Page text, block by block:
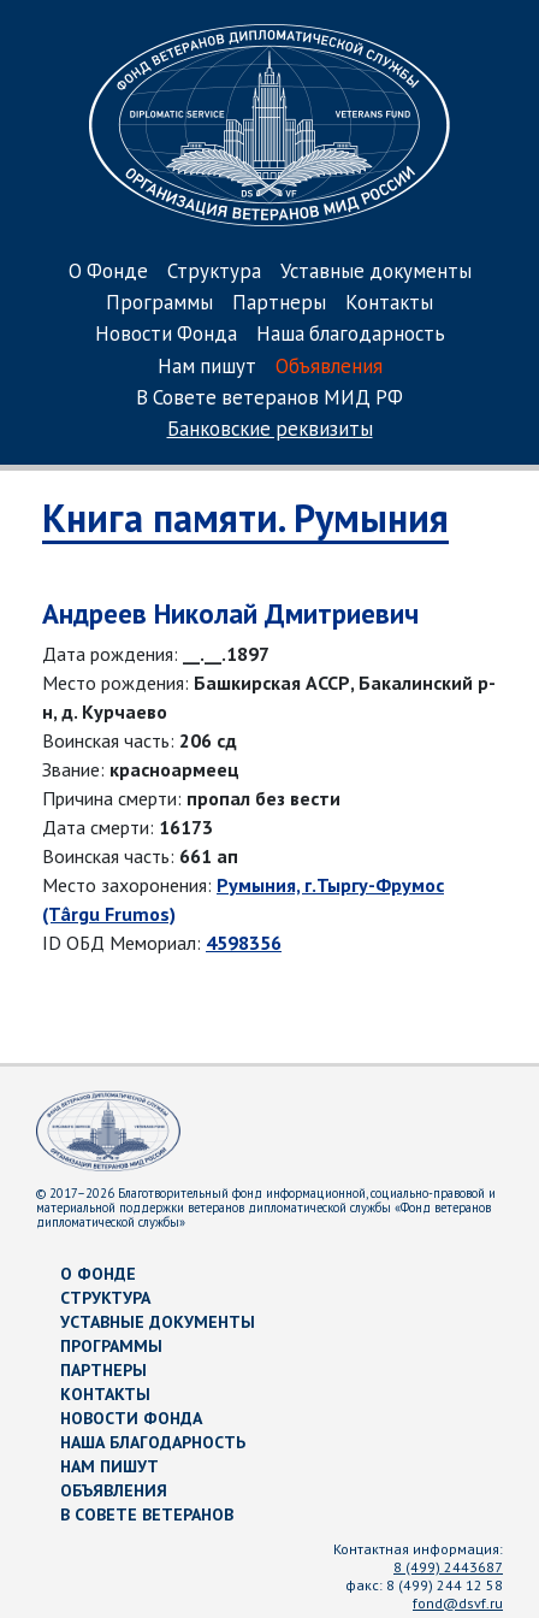
О Фонде Структура
Уставные документы
Программы
Партнеры
Контакты
Новости Фонда
Наша благодарность
Нам пишут
Объявления
В Совете ветеранов МИД РФ
Банковские реквизиты
Книга памяти. Румыния
Андреев Николай Дмитриевич
Дата рождения:
__.__.1897
Место рождения: Башкирская АССР, Бакалинский р-
н, д. Курчаево
Воинская часть: 206 сд
Звание: красноармеец
Причина смерти: пропал без вести
Дата смерти: 16173
Воинская часть: 661 ап
Место захоронения: Румыния, г.Тыргу-Фрумос
(Târgu Frumos)
ID ОБД Мемориал: 4598356
© 2017–2026 Благотворительный фонд информационной, социально-правовой и
материальной поддержки ветеранов дипломатической службы «Фонд ветеранов
дипломатической службы»
О ФОНДЕ
СТРУКТУРА
УСТАВНЫЕ ДОКУМЕНТЫ
ПРОГРАММЫ
ПАРТНЕРЫ
КОНТАКТЫ
НОВОСТИ ФОНДА
НАША БЛАГОДАРНОСТЬ
НАМ ПИШУТ
ОБЪЯВЛЕНИЯ
В СОВЕТЕ ВЕТЕРАНОВ
Контактная информация:
8 (499) 2443687
факс: 8 (499) 244 12 58
fond@dsvf.ru